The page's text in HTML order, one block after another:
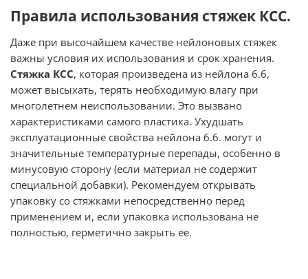
Правила использования стяжек КСС.
Даже при высочайшем качестве нейлоновых стяжек
важны условия их использования и срок хранения.
Стяжка КСС, которая произведена из нейлона 6.6,
может высыхать, терять необходимую влагу при
многолетнем неиспользовании. Это вызвано
характеристиками самого пластика. Ухудшать
эксплуатационные свойства нейлона 6.6. могут и
значительные температурные перепады, особенно в
минусовую сторону (если материал не содержит
специальной добавки). Рекомендуем открывать
упаковку со стяжками непосредственно перед
применением и, если упаковка использована не
полностью, герметично закрыть ее.